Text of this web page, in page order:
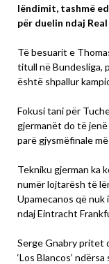
lëndimit, tashmë
për duelin ndaj
Të besuarit e
titull në Bundesliga,
është shpallur
Fokusi tani për
gjermanët do të
parë gjysmëfinale
Tekniku gjerman ka
numër lojtarësh të
Upamecanos që
ndaj Eintracht
Serge Gnabry pritet
‘Los Blancos’